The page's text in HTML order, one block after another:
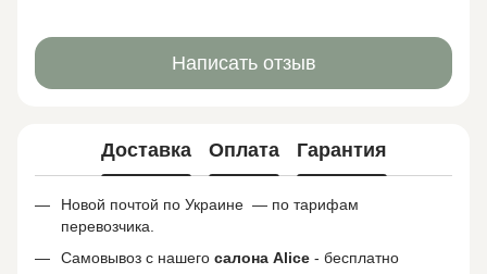
Написать отзыв
Доставка Оплата Гарантия
Новой почтой по Украине — по тарифам
перевозчика.
Самовывоз с нашего салона Alice - бесплатно